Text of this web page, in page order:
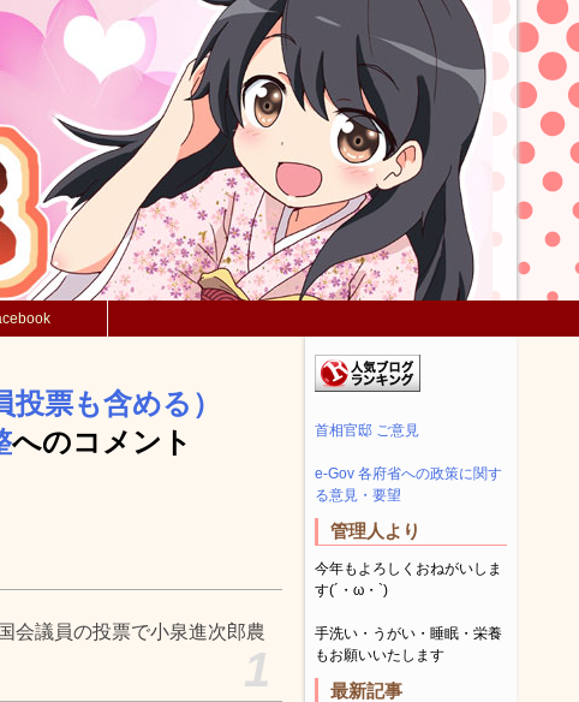
票も含める）
へのコメント
会議員の投票で小泉進次郎農
1
首相官邸 ご意見
e-Gov 各府省への政策に関す
る意見・要望
管理人より
今年もよろしくおねがいしま
す(´・ω・`)
手洗い・うがい・睡眠・栄養
もお願いいたします
最新記事